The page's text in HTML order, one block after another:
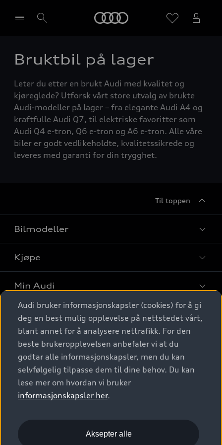
Velg forhandler
Bruktbil på lager
Leter du etter en brukt Audi med kvalitet og
kjøreglede? Utforsk vårt store utvalg av brukte
Audi-modeller på lager – fra elegante Audi A4 og
kraftfulle Audi Q7, til elektriske favoritter som
Audi Q4 e-tron, Q6 e-tron og A6 e-tron. Alle våre
biler er godt vedlikeholdte, kvalitetssikrede og
leveres med garanti for din trygghet.
Til toppen
Bilmodeller
Finn din Audi
Sammenlign bilmodeller
Elbiler
SUV
Stasjonsvogn
Sportback
S/RS
Konseptbiler og prototyper
Kjøpe
Kjøpshjelp
Biler på lager
Finn forhandler
Bestill prøvekjøring
Kontakt forhandler
Bilgarantier
Min Audi
Behold nybilfølelsen
Audi Originalt tilbehør
Verkstedtjenester
Digitale tjenester
Audi digitale tjenester
Audi connect
Functions on demand
Kom i gang med myAudi
Audi Norge
Kundeservice
Audi Driving Experience
© 2026 AUDI NORGE. All Rights Reserved.
Imprint
Audi bruker informasjonskapsler (cookies) for å gi
deg en best mulig opplevelse på nettstedet vårt,
blant annet for å analysere nettrafikk. For den
beste brukeropplevelsen anbefaler vi at du
godtar alle informasjonskapsler, men du kan
selvfølgelig tilpasse dem til dine behov. Du kan
lese mer om hvordan vi bruker
informasjonskapsler her.
Aksepter alle